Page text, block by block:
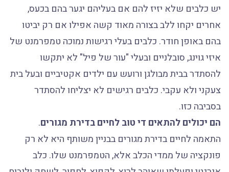
יש כלבים שלא יזיז להם אם בעליהם יגער בהם בכעס,
אחרים יקחו ללב בצורה מאוד קשה אפילו אם רק יביטו
בהם באופן חודר. כלבים בעלי רגישות נמוכה טמפרמנט של
איזי גוינג, סובלניים ובעלי "עור של פיל" לא יתקשו
להסתדר בבית מבולגן ורועש עם ילדים אקטיביים ובעל בית
צעקני ולא עקבי. כלבים רגישים לא יצליחו להסתדר
בסביבה כזו.
הם יכולים להתאים די טוב לחיים בדירת מגורים.
התאמה לחיים בדירת מגורים בבניין משותף היא לא רק
פונקציה של ממדי הכלב אלא, הטמפרמנט שלו. כלב